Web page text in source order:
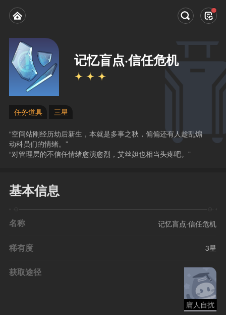
记忆盲点·信任危机
任务道具 三星
“空间站刚经历劫后新生，本就是多事之秋，偏偏还有人趁乱煽
动科员们的情绪。”
“对管理层的不信任情绪愈演愈烈，艾丝妲也相当头疼吧。”
基本信息
名称 记忆盲点·信任危机
稀有度 3星
获取途径
庸人自扰